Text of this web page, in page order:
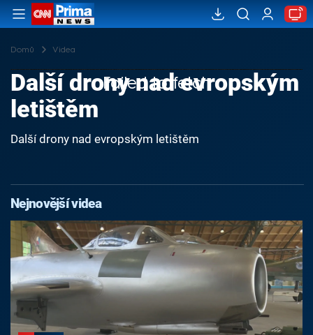
Domů Videa
Failed to fetch
Další drony nad evropským
letištěm
Další drony nad evropským letištěm
Nejnovější videa